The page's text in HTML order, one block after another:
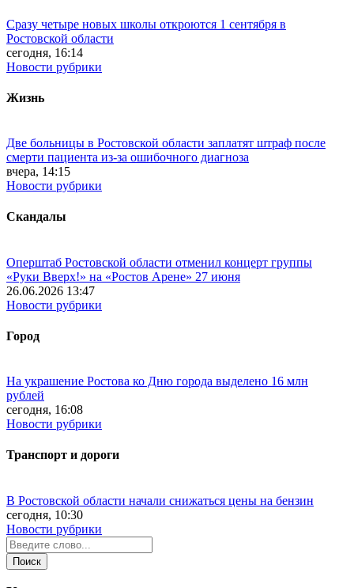
Сразу четыре новых школы откроются 1 сентября в
Ростовской области
сегодня, 16:14
Новости рубрики
Жизнь
Две больницы в Ростовской области заплатят штраф после
смерти пациента из-за ошибочного диагноза
вчера, 14:15
Новости рубрики
Скандалы
Оперштаб Ростовской области отменил концерт группы
«Руки Вверх!» на «Ростов Арене» 27 июня
26.06.2026 13:47
Новости рубрики
Город
На украшение Ростова ко Дню города выделено 16 млн
рублей
сегодня, 16:08
Новости рубрики
Транспорт и дороги
В Ростовской области начали снижаться цены на бензин
сегодня, 10:30
Новости рубрики